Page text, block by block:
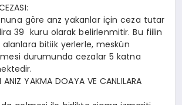
göre anz yakanlar için ceza tutar
39 kuru olarak belirlenmitir. Bu fiilin
bitiik yerlerle, meskûn
durumunda cezalar 5 katna
ANIZ YAKMA DOAYA VE CANLILARA